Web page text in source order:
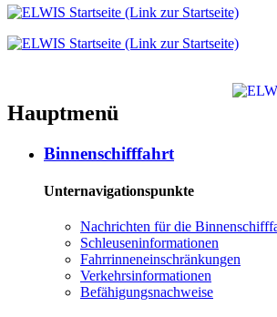
Hauptmenü
Binnenschifffahrt
Unternavigationspunkte
Nachrichten für die
Schleuseninformationen
Fahrrinneneinschränkungen
Verkehrsinformationen
Befähigungsnachweise